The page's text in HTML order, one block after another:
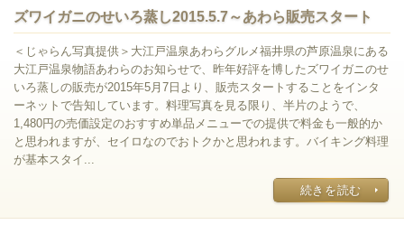
ズワイガニのせいろ蒸し2015.5.7～あわら販売スタート
＜じゃらん写真提供＞大江戸温泉あわらグルメ福井県の芦原温泉にある
大江戸温泉物語あわらのお知らせで、昨年好評を博したズワイガニのせ
いろ蒸しの販売が2015年5月7日より、販売スタートすることをインタ
ーネットで告知しています。料理写真を見る限り、半片のようで、
1,480円の売価設定のおすすめ単品メニューでの提供で料金も一般的か
と思われますが、セイロなのでおトクかと思われます。バイキング料理
が基本スタイ...
続きを読む